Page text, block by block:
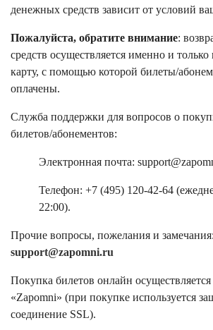
денежных средств зависит от условий
Пожалуйста, обратите внимание:
средств осуществляется именно и
карту, с помощью которой билеты/
оплачены.
Служба поддержки для вопросов о
билетов/абонементов:
Электронная почта:
Телефон: +7 (495) 120-42-64
22:00).
Прочие вопросы, пожелания и замечания:
support@zapomni.ru
Покупка билетов онлайн осуществляется
«Zapomni» (при покупке используется
соединение SSL).